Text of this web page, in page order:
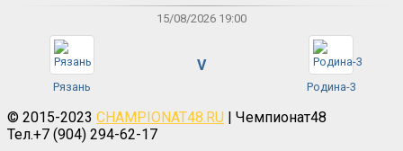
15/08/2026 19:00
Рязань
V
Родина-3
© 2015-2023 CHAMPIONAT48.RU | Чемпионат48
Тел.+7 (904) 294-62-17